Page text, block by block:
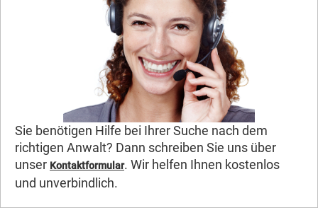
Sie benötigen Hilfe bei Ihrer Suche nach dem
richtigen Anwalt? Dann schreiben Sie uns über
unser Kontaktformular. Wir helfen Ihnen kostenlos
und unverbindlich.